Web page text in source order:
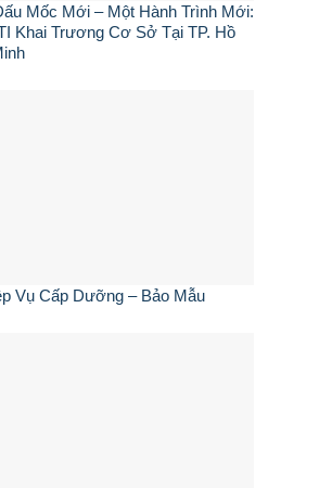
Mốc Mới – Một Hành Trình Mới:
Khai Trương Cơ Sở Tại TP. Hồ
Vụ Cấp Dưỡng – Bảo Mẫu